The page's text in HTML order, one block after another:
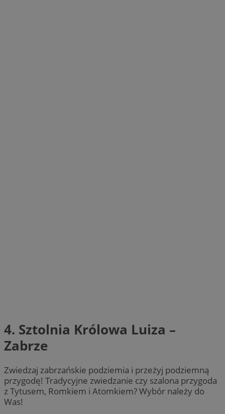
4. Sztolnia Królowa Luiza –
Zabrze
Zwiedzaj zabrzańskie podziemia i przeżyj podziemną
przygodę! Tradycyjne zwiedzanie czy szalona przygoda
z Tytusem, Romkiem i Atomkiem? Wybór należy do
Was!